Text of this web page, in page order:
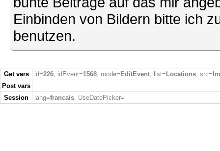
Einbinden von Bildern bitte ich
benutzen.
Get vars id=226, idEvent=1568, mode= EditEvent, list= Locations, src=
Post vars
Session
lang=francais, UseDatePicker=